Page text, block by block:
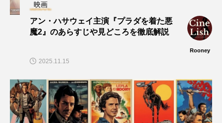
映画
アン・ハサウェイ主演『プラダを着た悪
魔2』のあらすじや見どころを徹底解説
Rooney
2025.11.15